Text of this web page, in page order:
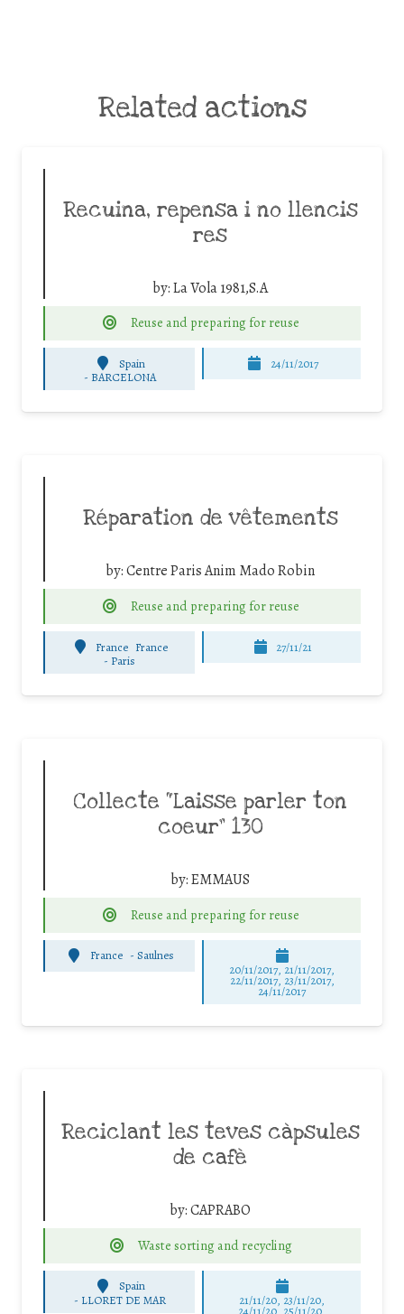
Related actions
Recuina, repensa i no llencis
res
by:La Vola 1981,S.A
Reuse and preparing for reuse
Spain
- BARCELONA
24/11/2017
Réparation de vêtements
by:Centre Paris Anim Mado Robin
Reuse and preparing for reuse
France France
- Paris
27/11/21
Collecte “Laisse parler ton
coeur” 130
by:EMMAUS
Reuse and preparing for reuse
France - Saulnes
20/11/2017, 21/11/2017,
22/11/2017, 23/11/2017,
24/11/2017
Reciclant les teves càpsules
de cafè
by:CAPRABO
Waste sorting and recycling
Spain
- LLORET DE MAR 21/11/20, 23/11/20,
24/11/20, 25/11/20,